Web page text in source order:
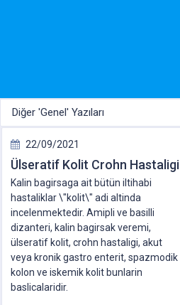
22/09/2021
Ülseratif Kolit Crohn Hastaligi
Kalin bagirsaga ait bütün iltihabi
hastaliklar \"kolit\" adi altinda
incelenmektedir. Amipli ve basilli
dizanteri, kalin bagirsak veremi,
ülseratif kolit, crohn hastaligi, akut
veya kronik gastro enterit, spazmodik
kolon ve iskemik kolit bunlarin
baslicalaridir.